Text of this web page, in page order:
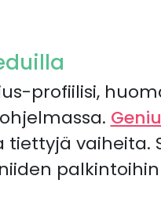
profiilisi,
vaiheita.